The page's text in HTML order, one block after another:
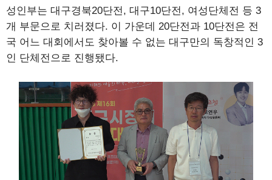
성인부는 대구경북20단전, 대구10단전, 여성단체전 등 3
개 부문으로 치러졌다. 이 가운데 20단전과 10단전은 전
국 어느 대회에서도 찾아볼 수 없는 대구만의 독창적인 3
인 단체전으로 진행됐다.